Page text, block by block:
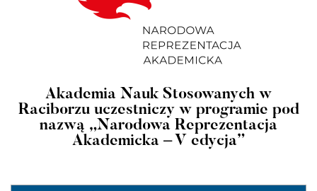
Akademia Nauk Stosowanych w
Raciborzu uczestniczy w programie pod
nazwą „Narodowa Reprezentacja
Akademicka – V edycja”